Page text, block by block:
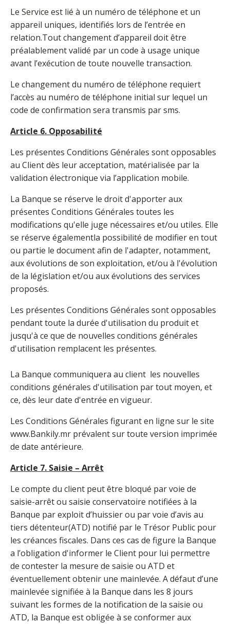
Le Service est lié à un numéro de téléphone et un
appareil uniques, identifiés lors de l’entrée en
relation.Tout changement d’appareil doit être
préalablement validé par un code à usage unique
avant l’exécution de toute nouvelle transaction.
Le changement du numéro de téléphone requiert
l’accès au numéro de téléphone initial sur lequel un
code de confirmation sera transmis par sms.
Article 6. Opposabilité
Les présentes Conditions Générales sont opposables
au Client dès leur acceptation, matérialisée par la
validation électronique via l’application mobile.
La Banque se réserve le droit d'apporter aux
présentes Conditions Générales toutes les
modifications qu'elle juge nécessaires et/ou utiles. Elle
se réserve égalementla possibilité de modifier en tout
ou partie le document afin de l'adapter, notamment,
aux évolutions de son exploitation, et/ou à l'évolution
de la législation et/ou aux évolutions des services
proposés.
Les présentes Conditions Générales sont opposables
pendant toute la durée d'utilisation du produit et
jusqu'à ce que de nouvelles conditions générales
d'utilisation remplacent les présentes.
La Banque communiquera au client les nouvelles
conditions générales d'utilisation par tout moyen, et
ce, dès leur date d'entrée en vigueur.
Les Conditions Générales figurant en ligne sur le site
www.Bankily.mr prévalent sur toute version imprimée
de date antérieure.
Article 7. Saisie – Arrêt
Le compte du client peut être bloqué par voie de
saisie-arrêt ou saisie conservatoire notifiées à la
Banque par exploit d’huissier ou par voie d’avis au
tiers détenteur(ATD) notifié par le Trésor Public pour
les créances fiscales. Dans ces cas de figure la Banque
a l’obligation d'informer le Client pour lui permettre
de contester la mesure de saisie ou ATD et
éventuellement obtenir une mainlevée. A défaut d’une
mainlevée signifiée à la Banque dans les 8 jours
suivant les formes de la notification de la saisie ou
ATD, la Banque est obligée à se conformer aux